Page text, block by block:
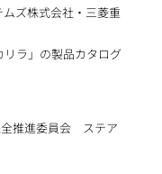
ムズ株式会社・三菱重
ラ」の製品カタログ
全推進委員会 ステア